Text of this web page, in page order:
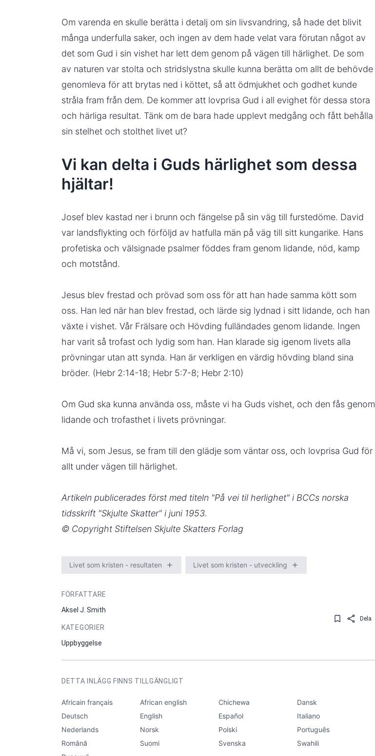
Om varenda en skulle berätta i detalj om sin livsvandring, så hade det blivit
många underfulla saker, och ingen av dem hade velat vara förutan något av
det som Gud i sin vishet har lett dem genom på vägen till härlighet. De som
av naturen var stolta och stridslystna skulle kunna berätta om allt de behövde
genomleva för att brytas ned i köttet, så att ödmjukhet och godhet kunde
stråla fram från dem. De kommer att lovprisa Gud i all evighet för dessa stora
och härliga resultat. Tänk om de bara hade upplevt medgång och fått behålla
sin stelhet och stolthet livet ut?
Vi kan delta i Guds härlighet som dessa
hjältar!
Josef blev kastad ner i brunn och fängelse på sin väg till furstedöme. David
var landsflykting och förföljd av hatfulla män på väg till sitt kungarike. Hans
profetiska och välsignade psalmer föddes fram genom lidande, nöd, kamp
och motstånd.
Jesus blev frestad och prövad som oss för att han hade samma kött som
oss. Han led när han blev frestad, och lärde sig lydnad i sitt lidande, och han
växte i vishet. Vår Frälsare och Hövding fulländades genom lidande. Ingen
har varit så trofast och lydig som han. Han klarade sig igenom livets alla
prövningar utan att synda. Han är verkligen en värdig hövding bland sina
bröder. (Hebr 2:14-18; Hebr 5:7-8; Hebr 2:10)
Om Gud ska kunna använda oss, måste vi ha Guds vishet, och den fås genom
lidande och trofasthet i livets prövningar.
Må vi, som Jesus, se fram till den glädje som väntar oss, och lovprisa Gud för
allt under vägen till härlighet.
Artikeln publicerades först med titeln "På vei til herlighet" i BCCs norska
tidsskrift "Skjulte Skatter" i juni 1953.
© Copyright Stiftelsen Skjulte Skatters Forlag
Livet som kristen - resultaten Livet som kristen - utveckling
FÖRFATTARE
Aksel J. Smith
KATEGORIER
Uppbyggelse
Dela
DETTA INLÄGG FINNS TILLGÄNGLIGT
Africain français African english Chichewa
Dansk
Deutsch
English Español
Italiano
Nederlands
Norsk Polski
Português
Română
Suomi Svenska
Swahili